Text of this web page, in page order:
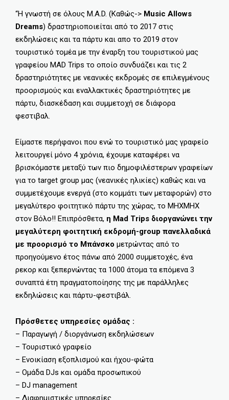
“Η γνωστή σε όλους M.A.D. (Καθώς-> Music Allows
Dreams) δραστηριοποιείται από το 2017 στις
εκδηλώσεις και τα πάρτυ και απο το 2019 στον
τουριστικό τομέα με την έναρξη του τουριστικού μας
γραφείου MAD Trips το οποίο συνδυάζει και τις 2
δραστηριότητες με νεανικές εκδρομές σε επιλεγμένους
προορισμούς και εναλλακτικές δραστηριότητες με
πάρτυ, διασκέδαση και συμμετοχή σε διάφορα
φεστιβαλ.
Είμαστε περήφανοι που ενώ το τουριστικό μας γραφείο
λειτουργεί μόνο 4 χρόνια, έχουμε καταφέρει να
βρισκόμαστε μεταξύ των πιο δημοφιλέστερων γραφείων
για το target group μας (νεανικές ηλικίες) καθώς και να
συμμετέχουμε ενεργά (στο κομμάτι των μεταφορών) στο
μεγαλύτερο φοιτητικό πάρτυ της χώρας, το ΜΗΧΜΗΧ
στον Βόλο!! Επιπρόσθετα, η Mad Trips διοργανώνει την
μεγαλύτερη φοιτητική εκδρομή-group πανελλαδικά
με προορισμό το Μπάνσκο μετρώντας από το
προηγούμενο έτος πάνω από 2000 συμμετοχές, ένα
ρεκορ και ξεπερνώντας τα 1000 άτομα τα επόμενα 3
συναπτά έτη πραγματοποίησης της με παράλληλες
εκδηλώσεις και πάρτυ-φεστιβάλ.
Πρόσθετες υπηρεσίες ομάδας :
– Παραγωγή / διοργάνωση εκδηλώσεων
– Τουριστικό γραφείο
– Ενοικίαση εξοπλισμού και ήχου-φώτα
– Ομάδα DJs και ομάδα προσωπικού
– DJ management
– Διαφημιστικές υπηρεσίες